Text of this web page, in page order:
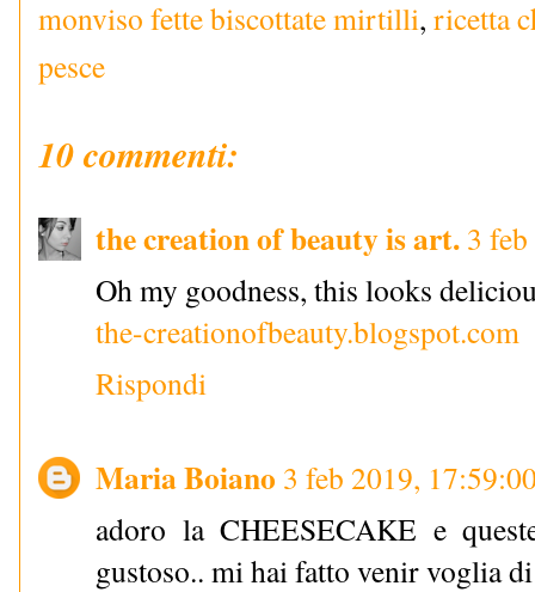
monviso fette biscottate mirtilli, ricetta
pesce
10 commenti:
the creation of beauty is art. 3
Oh my goodness, this looks
the-creationofbeauty.blogspot.com
Rispondi
Maria Boiano 3 feb 2019,
adoro la CHEESECAKE e
gustoso.. mi hai fatto venir voglia